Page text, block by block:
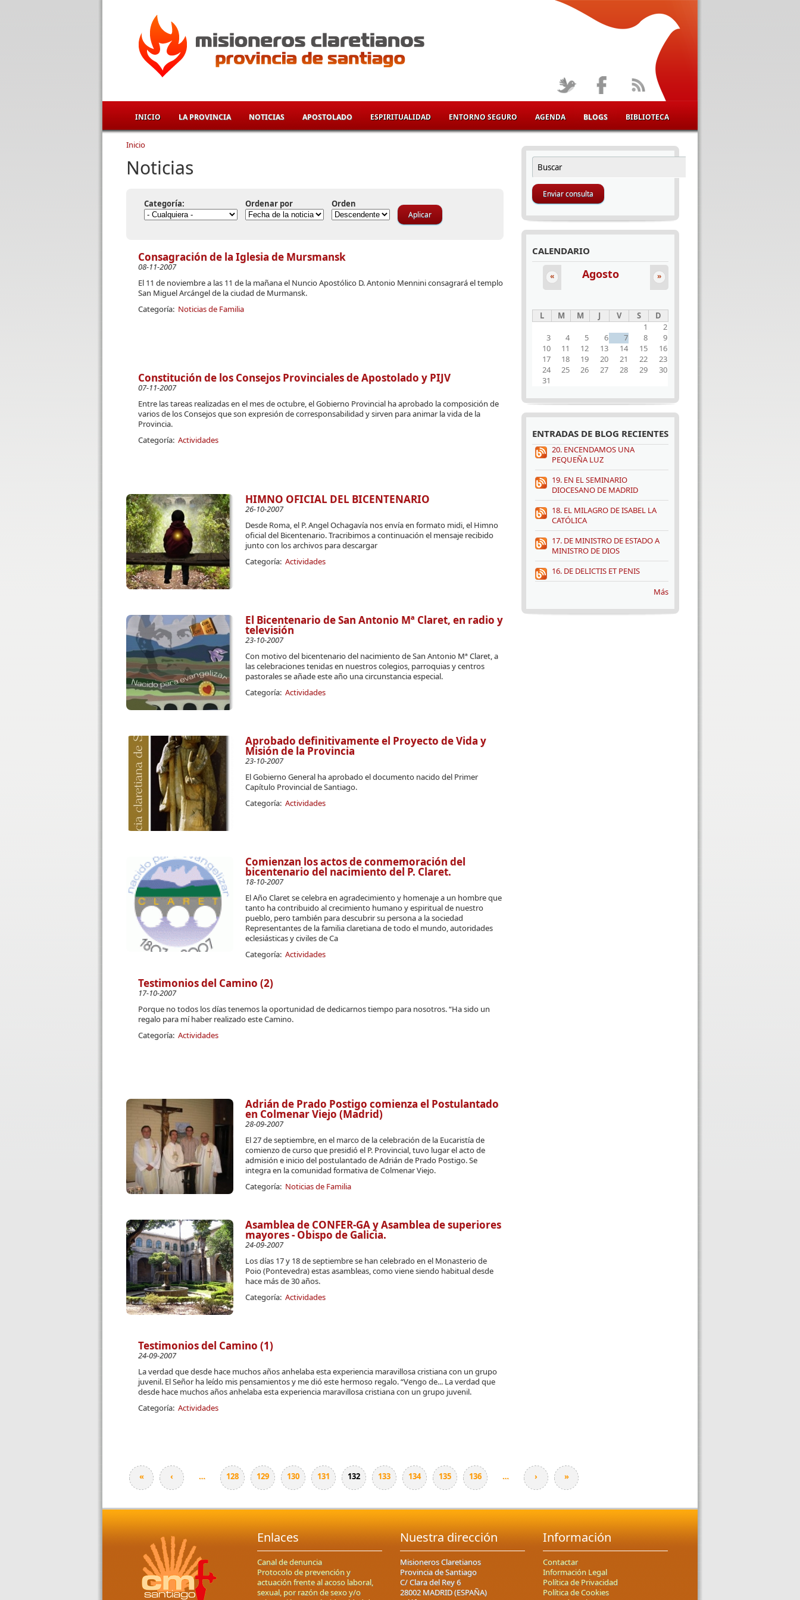
INICIO LA PROVINCIA NOTICIAS APOSTOLADO ESPIRITUALIDAD ENTORNO SEGURO AGENDA BLOGS BIBLIOTECA
Se encuentra usted aquí
Inicio
Noticias
Categoría: Ordenar por Orden
Consagración de la Iglesia de Mursmansk
08-11-2007
El 11 de noviembre a las 11 de la mañana el Nuncio Apostólico D. Antonio Mennini consagrará el templo
San Miguel Arcángel de la ciudad de Murmansk.
Categoría: Noticias de Familia
Constitución de los Consejos Provinciales de Apostolado y PIJV
07-11-2007
Entre las tareas realizadas en el mes de octubre, el Gobierno Provincial ha aprobado la composición de
varios de los Consejos que son expresión de corresponsabilidad y sirven para animar la vida de la
Provincia.
Categoría: Actividades
HIMNO OFICIAL DEL BICENTENARIO
26-10-2007
Desde Roma, el P. Angel Ochagavía nos envía en formato midi, el Himno
oficial del Bicentenario. Tracribimos a continuación el mensaje recibido
junto con los archivos para descargar
Categoría: Actividades
El Bicentenario de San Antonio Mª Claret, en radio y
televisión
23-10-2007
Con motivo del bicentenario del nacimiento de San Antonio Mª Claret, a
las celebraciones tenidas en nuestros colegios, parroquias y centros
pastorales se añade este año una circunstancia especial.
Categoría: Actividades
Aprobado definitivamente el Proyecto de Vida y
Misión de la Provincia
23-10-2007
El Gobierno General ha aprobado el documento nacido del Primer
Capítulo Provincial de Santiago.
Categoría: Actividades
Comienzan los actos de conmemoración del
bicentenario del nacimiento del P. Claret.
18-10-2007
El Año Claret se celebra en agradecimiento y homenaje a un hombre que
tanto ha contribuido al crecimiento humano y espiritual de nuestro
pueblo, pero también para descubrir su persona a la sociedad
Representantes de la familia claretiana de todo el mundo, autoridades
eclesiásticas y civiles de Ca
Categoría: Actividades
Testimonios del Camino (2)
17-10-2007
Porque no todos los días tenemos la oportunidad de dedicarnos tiempo para nosotros. “Ha sido un
regalo para mí haber realizado este Camino.
Categoría: Actividades
Adrián de Prado Postigo comienza el Postulantado
en Colmenar Viejo (Madrid)
28-09-2007
El 27 de septiembre, en el marco de la celebración de la Eucaristía de
comienzo de curso que presidió el P. Provincial, tuvo lugar el acto de
admisión e inicio del postulantado de Adrián de Prado Postigo. Se
integra en la comunidad formativa de Colmenar Viejo.
Categoría: Noticias de Familia
Asamblea de CONFER-GA y Asamblea de superiores
mayores - Obispo de Galicia.
24-09-2007
Los días 17 y 18 de septiembre se han celebrado en el Monasterio de
Poio (Pontevedra) estas asambleas, como viene siendo habitual desde
hace más de 30 años.
Categoría: Actividades
Testimonios del Camino (1)
24-09-2007
La verdad que desde hace muchos años anhelaba esta experiencia maravillosa cristiana con un grupo
juvenil. El Señor ha leído mis pensamientos y me dió este hermoso regalo. “Vengo de... La verdad que
desde hace muchos años anhelaba esta experiencia maravillosa cristiana con un grupo juvenil.
Categoría: Actividades
Páginas
« ‹ … 128 129 130 131 132 133 134 135 136 … › »
FORMULARIO DE BÚSQUEDA
Buscar
CALENDARIO
Agosto
« »
L M M J V S
D
1
2
3
4 5 6 7 8
9
10
11 12 13 14 15
16
17
18 19 20 21 22
23
24
25 26 27 28 29
30
31
ENTRADAS DE BLOG RECIENTES
20. ENCENDAMOS UNA
PEQUEÑA LUZ
19. EN EL SEMINARIO
DIOCESANO DE MADRID
18. EL MILAGRO DE ISABEL LA
CATÓLICA
17. DE MINISTRO DE ESTADO A
MINISTRO DE DIOS
16. DE DELICTIS ET PENIS
Más
Enlaces
Canal de denuncia
Protocolo de prevención y
actuación frente al acoso laboral,
sexual, por razón de sexo y/o
Nuestra dirección
Misioneros Claretianos
Provincia de Santiago
C/ Clara del Rey 6
28002 MADRID (ESPAÑA)
Información
Contactar
Información Legal
Política de Privacidad
Política de Cookies